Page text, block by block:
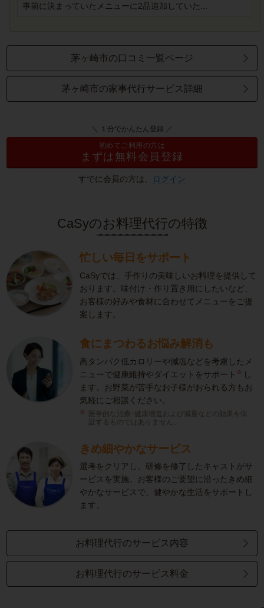
事前に決まっていたメニューに2品追加していた...
茅ヶ崎市の口コミ一覧ページ
茅ヶ崎市の家事代行サービス詳細
＼ １分でかんたん登録 ／
初めてご利用の方は
まずは無料会員登録
すでに会員の方は、 ログイン
CaSyのお料理代行の特徴
忙しい毎日をサポート
CaSyでは、手作りの美味しいお料理を提供して
おります。味付け・作り置き用にしたいなど、
お客様の好みや食材に合わせてメニューをご提
案します。
食にまつわるお悩み解消も
高タンパク低カロリーや減塩などを考慮したメ
ニューで健康維持やダイエットをサポート ※ し
ます。お野菜が苦手なお子様がおられる方もお
気軽にご相談ください。
医学的な治療･健康増進および減量などの効果を保
証するものではありません。
きめ細やかなサービス
選考をクリアし、研修を修了したキャストがサ
ービスを実施。お客様のご要望に沿ったきめ細
やかなサービスで、健やかな生活をサポートし
ます。
お料理代行のサービス内容
お料理代行のサービス料金